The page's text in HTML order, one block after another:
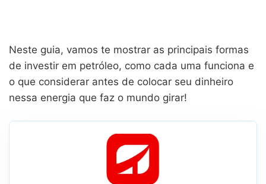
Neste guia, vamos te mostrar as principais formas
de investir em petróleo, como cada uma funciona e
o que considerar antes de colocar seu dinheiro
nessa energia que faz o mundo girar!